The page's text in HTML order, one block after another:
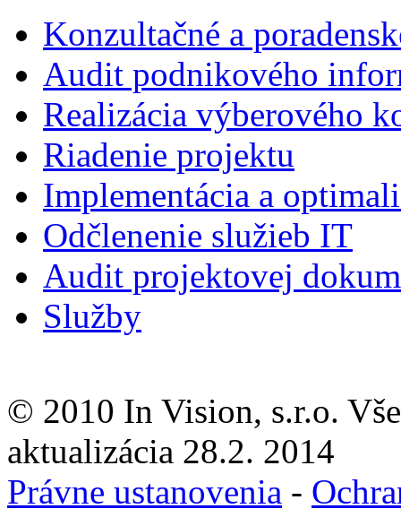
Konzultačné a
Audit podnikového
Realizácia výberového
Riadenie projektu
Implementácia a
Odčlenenie služieb IT
Audit projektovej
Služby
© 2010 In Vision, s.r.o.
aktualizácia 28.2. 2014
Právne ustanovenia -